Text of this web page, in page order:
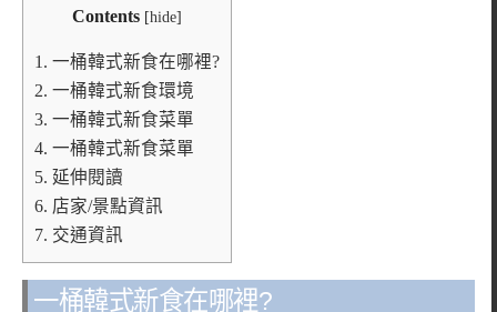
Contents [hide]
1. 一桶韓式新食在哪裡?
2. 一桶韓式新食環境
3. 一桶韓式新食菜單
4. 一桶韓式新食菜單
5. 延伸閱讀
6. 店家/景點資訊
7. 交通資訊
一桶韓式新食在哪裡?